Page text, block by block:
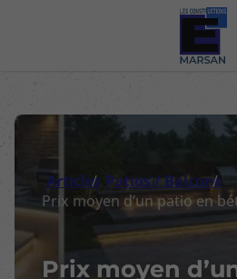
Articles Patios / Balcons
Prix moyen